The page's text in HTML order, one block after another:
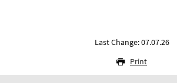
Last Change: 07.07.26
Print